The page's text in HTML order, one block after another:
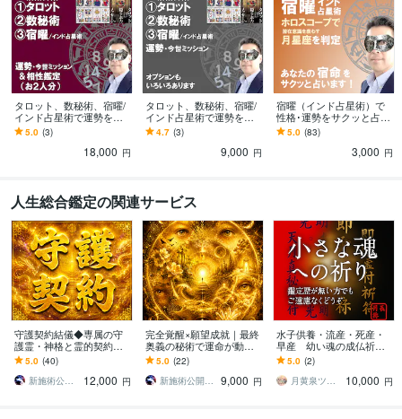
タロット、数秘術、宿曜/
インド占星術で運勢を観
ます ★マルセイユタロッ
トを使用。宿曜で月星座
を判定し、相性も鑑定
5.0 (3)
18,000 円
タロット、数秘術、宿曜/
インド占星術で運勢を観
ます ★マルセイユタロッ
トを使用。宿曜はホロス
コープで月星座を判定
4.7 (3)
9,000 円
宿曜（インド占星術）で
性格･運勢をサクッと占い
ます 潜在意識を表わす
「月星座」をホロスコー
プを作成して判定します
5.0 (83)
3,000 円
人生総合鑑定の関連サービス
守護契約結儀◆専属の守
護霊・神格と霊的契約結
びます 守護通路の再接続
◎守護霊・神格と正式な
霊的契約を結び直す儀式
5.0 (40)
新施術公開→≪相手意識強制変化≫◆星桜龍
12,000 円
完全覚醒×願望成就｜最終
奥義の秘術で運命が動き
ます ライトボディ完全覚
醒・霊核再構築・スピリ
ットコード統合神術
5.0 (22)
新施術公開→≪相手意識強制変化≫◆星桜龍
9,000 円
水子供養・流産・死産・
早産 幼い魂の成仏祈願
します 小さな魂を光へ導
く 月黄泉が捧ぐ静かな
祈り
5.0 (2)
月黄泉ツキヨミ《禁断速攻霊視》
10,000 円